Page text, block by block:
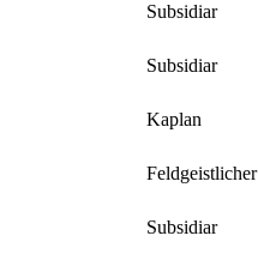
Subsidiar
Subsidiar
Kaplan
Feldgeistlicher
Subsidiar